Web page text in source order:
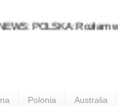
POLSKA: Rozłam w
Polonia Australia